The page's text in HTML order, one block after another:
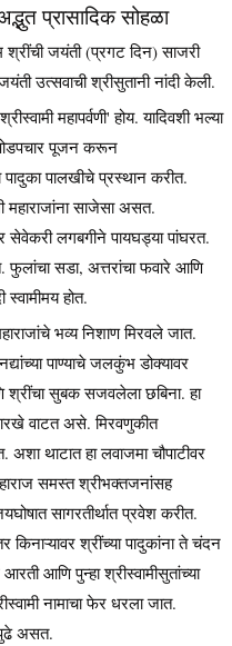
प्रासादिक सोहळा
श्रींची जयंती (प्रगट दिन) साजरी
उत्सवाची श्रीसुतानी नांदी केली.
महापर्वणी' होय. यादिवशी भल्या
षोडपचार पूजन करून
पादुका पालखीचे प्रस्थान करीत.
महाराजांना साजेसा असत.
सेवेकरी लगबगीने पायघड्या पांघरत.
फुलांचा सडा, अत्तरांचा फवारे आणि
होत.
भव्य निशाण मिरवले जात.
पाण्याचे जलकुंभ डोक्यावर
सुबक सजवलेला छबिना. हा
वाटत असे. मिरवणुकीत
थाटात हा लवाजमा चौपाटीवर
समस्त श्रीभक्तजनांसह
सागरतीर्थात प्रवेश करीत.
श्रींच्या पादुकांना ते चंदन
आणि पुन्हा श्रीस्वामीसुतांच्या
नामाचा फेर धरला जात.
पुढे असत.